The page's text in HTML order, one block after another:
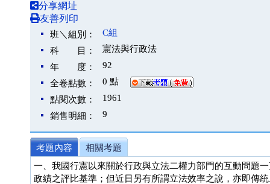
分享網址
友善列印
班＼組別：
C組
科 目：
憲法與行政法
年 度：
92
全卷點數：
0 點
點閱次數：
1961
銷售明細：
9
考題內容
相關考題
一、我國行憲以來關於行政與立法二權力部門的互動問題
政績之評比基準；但近日另有所謂立法效率之說，亦即傳